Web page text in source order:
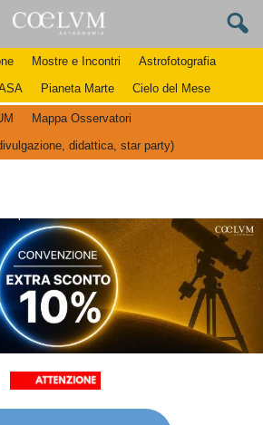
Mostre e Incontri
Astrofotografia
Pianeta Marte Cielo del Mese
Mappa Osservatori
didattica, star party)